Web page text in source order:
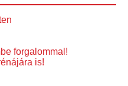
forgalommal!
is!